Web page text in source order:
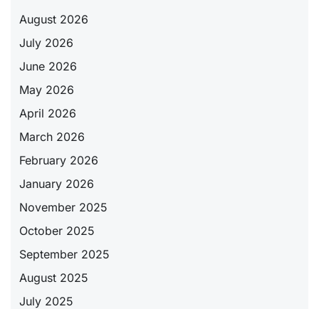
August 2026
July 2026
June 2026
May 2026
April 2026
March 2026
February 2026
January 2026
November 2025
October 2025
September 2025
August 2025
July 2025